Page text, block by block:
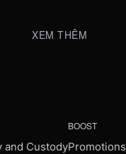
XEM THÊM
and Custody
BOOST
Promotions